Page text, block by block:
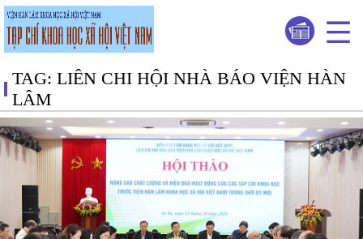
TAG: LIÊN CHI HỘI NHÀ BÁO VIỆN HÀN
LÂM